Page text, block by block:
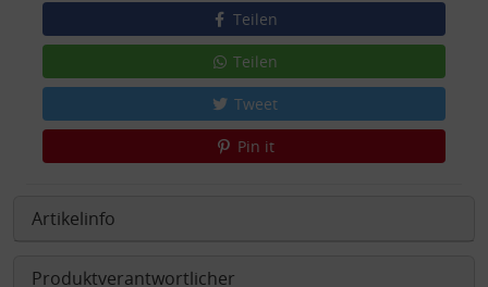
Teilen
Teilen
Tweet
Pin it
Artikelinfo
Produktverantwortlicher